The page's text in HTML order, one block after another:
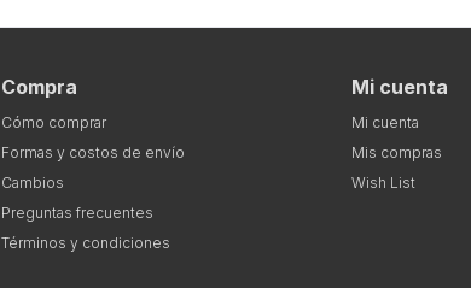
Compra
Cómo comprar
Formas y costos de envío
Cambios
Preguntas frecuentes
Términos y condiciones
Mi cuenta
Mi cuenta
Mis compras
Wish List